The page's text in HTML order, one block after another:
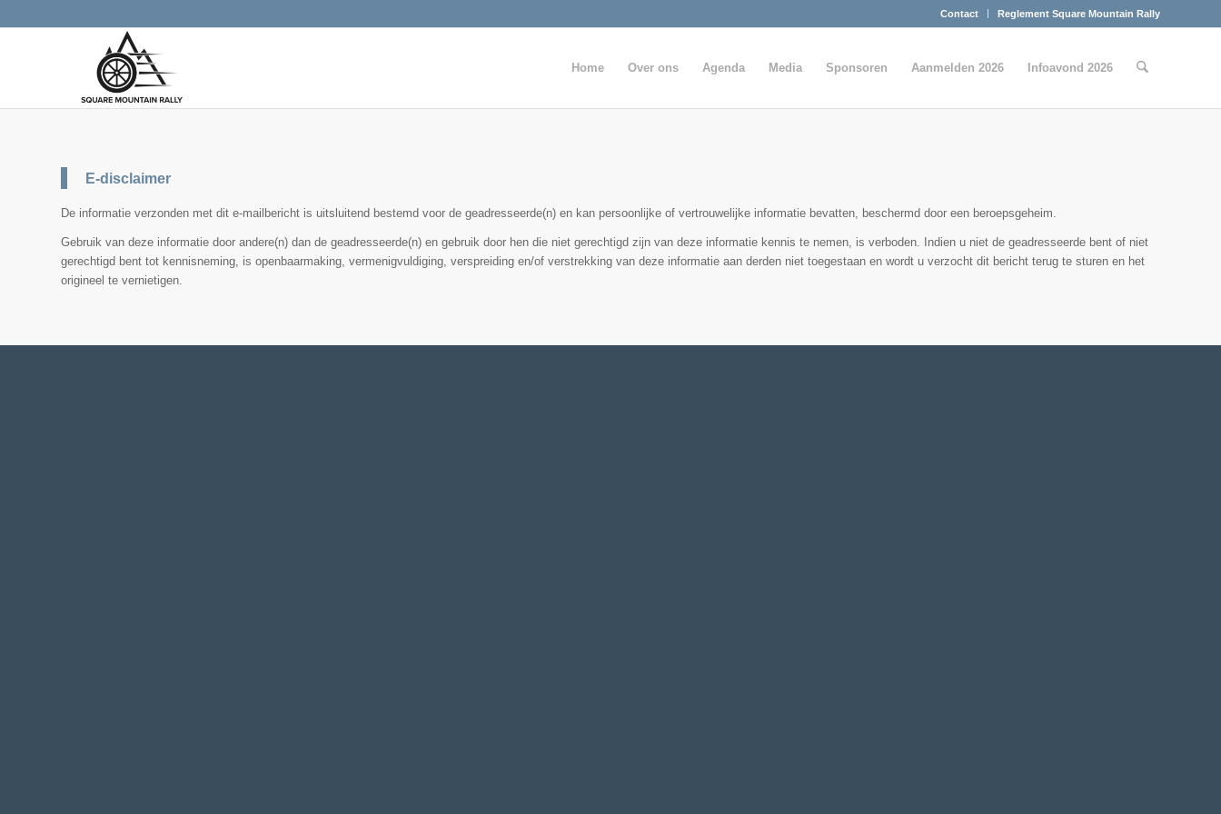
Contact Reglement Square Mountain Rally
Home Over ons Agenda Media Sponsoren Aanmelden 2026 Infoavond 2026
E-disclaimer
De informatie verzonden met dit e-mailbericht is uitsluitend bestemd voor de geadresseerde(n) en kan persoonlijke of vertrouwelijke informatie bevatten, beschermd door een beroepsgeheim.
Gebruik van deze informatie door andere(n) dan de geadresseerde(n) en gebruik door hen die niet gerechtigd zijn van deze informatie kennis te nemen, is verboden. Indien u niet de geadresseerde bent of niet
gerechtigd bent tot kennisneming, is openbaarmaking, vermenigvuldiging, verspreiding en/of verstrekking van deze informatie aan derden niet toegestaan en wordt u verzocht dit bericht terug te sturen en het
origineel te vernietigen.